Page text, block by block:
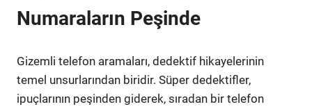
Numaraların Peşinde
Gizemli telefon aramaları, dedektif hikayelerinin
temel unsurlarından biridir. Süper dedektifler,
ipuçlarının peşinden giderek, sıradan bir telefon